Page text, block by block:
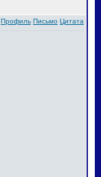
Профиль Письмо Цитата